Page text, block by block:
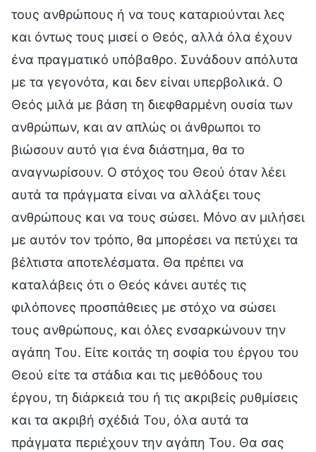
τους ανθρώπους ή να τους καταριούνται λες
και όντως τους μισεί ο Θεός, αλλά όλα έχουν
ένα πραγματικό υπόβαθρο. Συνάδουν απόλυτα
με τα γεγονότα, και δεν είναι υπερβολικά. Ο
Θεός μιλά με βάση τη διεφθαρμένη ουσία των
ανθρώπων, και αν απλώς οι άνθρωποι το
βιώσουν αυτό για ένα διάστημα, θα το
αναγνωρίσουν. Ο στόχος του Θεού όταν λέει
αυτά τα πράγματα είναι να αλλάξει τους
ανθρώπους και να τους σώσει. Μόνο αν μιλήσει
με αυτόν τον τρόπο, θα μπορέσει να πετύχει τα
βέλτιστα αποτελέσματα. Θα πρέπει να
καταλάβεις ότι ο Θεός κάνει αυτές τις
φιλόπονες προσπάθειες με στόχο να σώσει
τους ανθρώπους, και όλες ενσαρκώνουν την
αγάπη Του. Είτε κοιτάς τη σοφία του έργου του
Θεού είτε τα στάδια και τις μεθόδους του
έργου, τη διάρκειά του ή τις ακριβείς ρυθμίσεις
και τα ακριβή σχέδιά Του, όλα αυτά τα
πράγματα περιέχουν την αγάπη Του. Θα σας